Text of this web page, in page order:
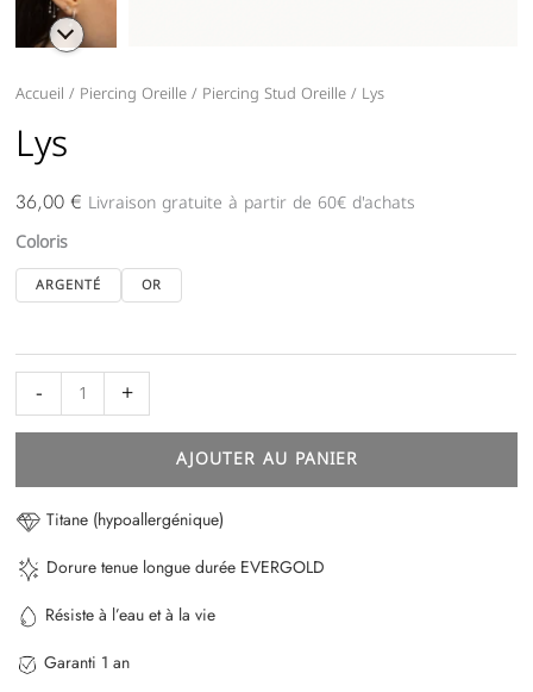
Accueil / Piercing Oreille/ Piercing Stud Oreille/ Lys
Lys
36,00€ Livraison gratuite à partir de 60€ d'achats
Coloris
ARGENTÉ OR
-
quantité
de
Lys
+
AJOUTER AU PANIER
Titane (hypoallergénique)
Dorure tenue longue durée EVERGOLD
Résiste à l’eau et à la vie
Garanti 1 an